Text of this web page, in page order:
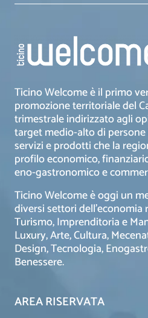
Ticino Welcome è il primo
promozione territoriale del
trimestrale indirizzato agli
target medio-alto di
servizi e prodotti che la
profilo economico,
eno-gastronomico e
Ticino Welcome è oggi un
diversi settori dell’economia
Turismo, Imprenditoria e
Luxury, Arte, Cultura,
Design, Tecnologia,
Benessere.
AREA RISERVATA